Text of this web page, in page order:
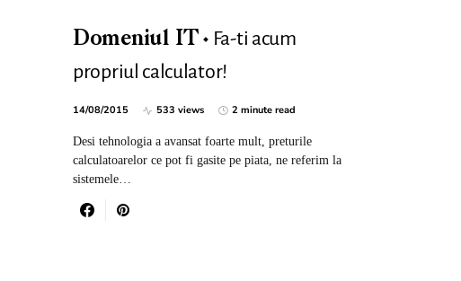
Domeniul IT
Fa-ti acum
propriul calculator!
14/08/2015 533 views 2 minute read
Desi tehnologia a avansat foarte mult, preturile
calculatoarelor ce pot fi gasite pe piata, ne referim la
sistemele…